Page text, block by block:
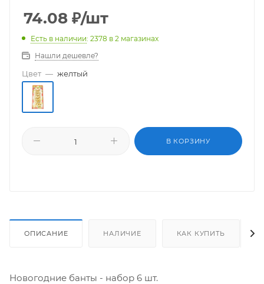
74.08 ₽/шт
Есть в наличии: 2378 в 2 магазинах
Нашли дешевле?
Цвет — желтый
В КОРЗИНУ
ОПИСАНИЕ НАЛИЧИЕ КАК КУПИТЬ
Новогодние банты - набор 6 шт.